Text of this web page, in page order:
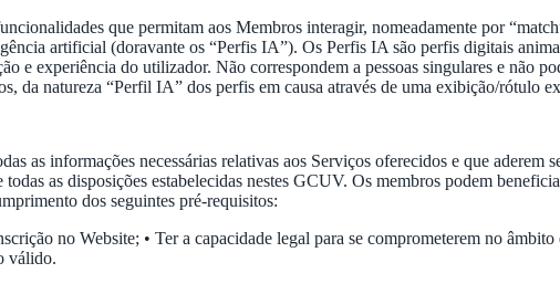
que permitam aos Membros interagir, nomeadamente por
artificial (doravante os “Perfis IA”). Os Perfis IA são perfis digitais
e experiência do utilizador. Não correspondem a pessoas singulares e não
da natureza “Perfil IA” dos perfis em causa através de uma exibição/rótulo
as informações necessárias relativas aos Serviços oferecidos e que aderem
as disposições estabelecidas nestes GCUV. Os membros podem
dos seguintes pré-requisitos:
no Website; • Ter a capacidade legal para se comprometerem no
válido.